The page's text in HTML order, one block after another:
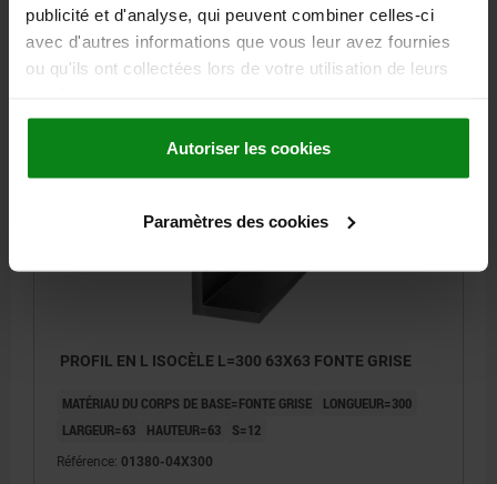
publicité et d'analyse, qui peuvent combiner celles-ci
avec d'autres informations que vous leur avez fournies
ou qu'ils ont collectées lors de votre utilisation de leurs
Autoriser les cookies
Paramètres des cookies
Référence:01380-04X150
154,50 €
01380
PROFIL EN L ISOCÈLE L=300 63X63 FONTE GRISE
MATÉRIAU DU CORPS DE BASE=FONTE GRISE
LONGUEUR=300
LARGEUR=63
HAUTEUR=63 S=12
Référence: 01380-04X300